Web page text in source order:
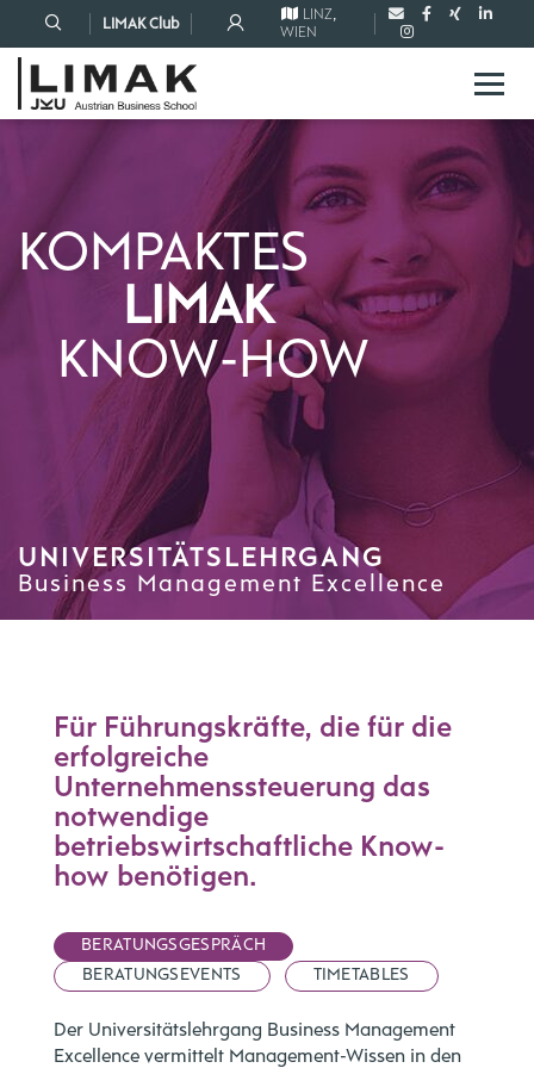
LIMAK Club
LINZ,
WIEN
KOMPAKTES
LIMAK
KNOW-HOW
UNIVERSITÄTSLEHRGANG
Business Management Excellence
Für Führungskräfte, die für die
erfolgreiche
Unternehmenssteuerung das
notwendige
betriebswirtschaftliche Know-
how benötigen.
BERATUNGSGESPRÄCH
BERATUNGSEVENTS
TIMETABLES
Der Universitätslehrgang Business Management
Excellence vermittelt Management-Wissen in den